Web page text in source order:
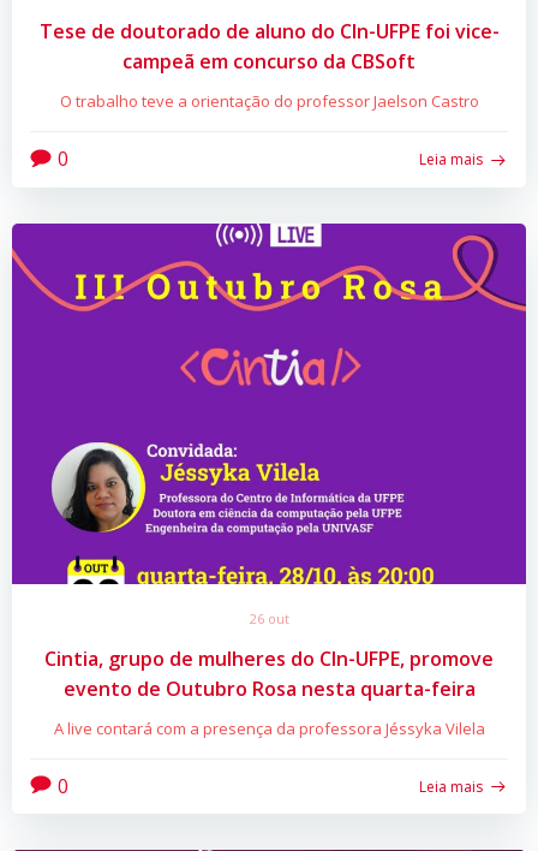
Tese de doutorado de aluno do CIn-UFPE foi vice-
campeã em concurso da CBSoft
O trabalho teve a orientação do professor Jaelson Castro
0 Leia mais
26 out
Cintia, grupo de mulheres do CIn-UFPE, promove
evento de Outubro Rosa nesta quarta-feira
A live contará com a presença da professora Jéssyka Vilela
0 Leia mais